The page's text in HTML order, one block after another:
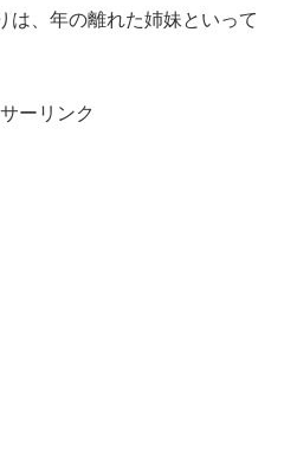
は、年の離れた姉妹といって
ーリンク